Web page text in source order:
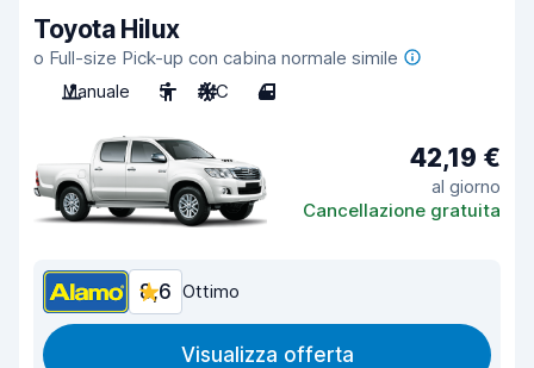
Toyota Hilux
o Full-size Pick-up con cabina normale simile
Manuale
5 A/C 4
42,19 €
al giorno
Cancellazione gratuita
8,6 Ottimo
Visualizza offerta